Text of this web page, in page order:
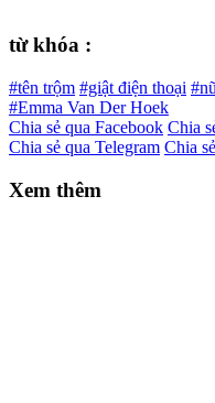
từ khóa :
#tên trộm #giật điện thoại
#Emma Van Der Hoek
Chia sẻ qua Facebook Chia
Chia sẻ qua Telegram Chia
Xem thêm